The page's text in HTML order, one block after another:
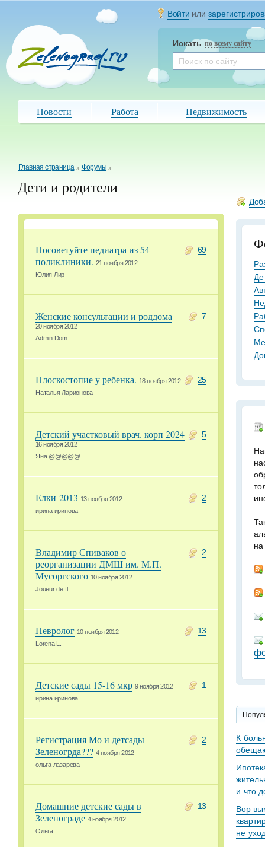
Войти или
Искать по всему сайту
Новости Работа Недвижимость
Главная страница »Форумы»
Дети и родители
69
Посоветуйте педиатра из 54
поликлиники. 21 ноября 2012
Юлия Лир
7
Женские консультации и роддома
20 ноября 2012
Admin Dom
25
Плоскостопие у ребенка. 18 ноября 2012
Наталья Ларионова
5
Детский участковый врач. корп 2024
16 ноября 2012
Яна @@@@@
2
Елки-2013 13 ноября 2012
ирина иринова
2
Владимир Спиваков о
реорганизации ДМШ им. М.П.
Мусоргского 10 ноября 2012
Joueur de fl
13
Невролог 10 ноября 2012
Lorena L.
1
Детские сады 15-16 мкр 9 ноября 2012
ирина иринова
2
Регистрация Мо и детсады
Зеленогрда??? 4 ноября 2012
ольга лазарева
13
Домашние детские сады в
Зеленограде 4 ноября 2012
Ольга
К
и что
Вор
не